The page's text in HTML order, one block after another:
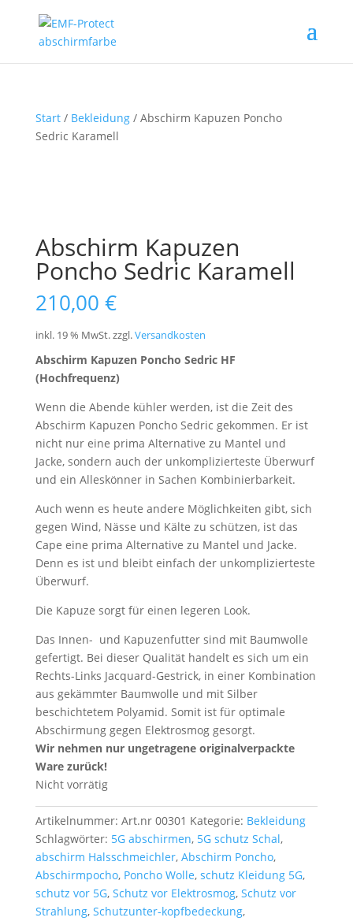
Start/ Bekleidung/ Abschirm Kapuzen Poncho
Sedric Karamell
Abschirm Kapuzen
Poncho Sedric Karamell
210,00 €
inkl. 19 % MwSt.zzgl.Versandkosten
Abschirm Kapuzen Poncho Sedric HF
(Hochfrequenz)
Wenn die Abende kühler werden, ist die Zeit des
Abschirm Kapuzen Poncho Sedric gekommen. Er ist
nicht nur eine prima Alternative zu Mantel und
Jacke, sondern auch der unkomplizierteste Überwurf
und ein Alleskönner in Sachen Kombinierbarkeit.
Auch wenn es heute andere Möglichkeiten gibt, sich
gegen Wind, Nässe und Kälte zu schützen, ist das
Cape eine prima Alternative zu Mantel und Jacke.
Denn es ist und bleibt einfach der unkomplizierteste
Überwurf.
Die Kapuze sorgt für einen legeren Look.
Das Innen- und Kapuzenfutter sind mit Baumwolle
gefertigt. Bei dieser Qualität handelt es sich um ein
Rechts-Links Jacquard-Gestrick, in einer Kombination
aus gekämmter Baumwolle und mit Silber
beschichtetem Polyamid. Somit ist für optimale
Abschirmung gegen Elektrosmog gesorgt.
Wir nehmen nur ungetragene originalverpackte
Ware zurück!
Nicht vorrätig
Artikelnummer: Art.nr 00301 Kategorie: Bekleidung
Schlagwörter: 5G abschirmen, 5G schutz Schal,
abschirm Halsschmeichler, Abschirm Poncho,
Abschirmpocho, Poncho Wolle, schutz Kleidung 5G,
schutz vor 5G, Schutz vor Elektrosmog, Schutz vor
Strahlung, Schutzunter-kopfbedeckung,